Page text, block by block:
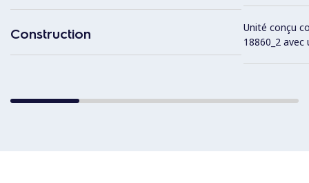
Construction
Unité conçu
18860_2